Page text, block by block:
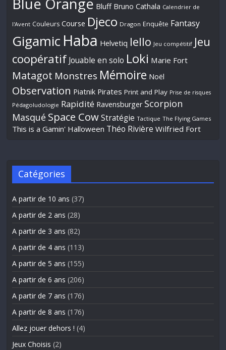
Blue Orange Bluff Bruno Cathala Calendrier de
l'Avent Couleurs Course Djeco Dragon Enquête Fantasy
Gigamic Haba Helvetiq Iello Jeu compétitif Jeu
coopératif Jouable en solo Loki Marie Fort
Matagot Monstres Mémoire Noël
Observation Piatnik Pirates Print and Play Prise de risques
Pédagoludologie Rapidité Ravensburger Scorpion
Masqué Space Cow Stratégie Tactique The Flying Games
This is a Gamin' Halloween Théo Rivière Wilfried Fort
Catégories
A partir de 10 ans (37)
A partir de 2 ans (28)
A partir de 3 ans (82)
A partir de 4 ans (113)
A partir de 5 ans (155)
A partir de 6 ans (206)
A partir de 7 ans (176)
A partir de 8 ans (176)
Allez jouer dehors ! (4)
Jeux Choisis (2)